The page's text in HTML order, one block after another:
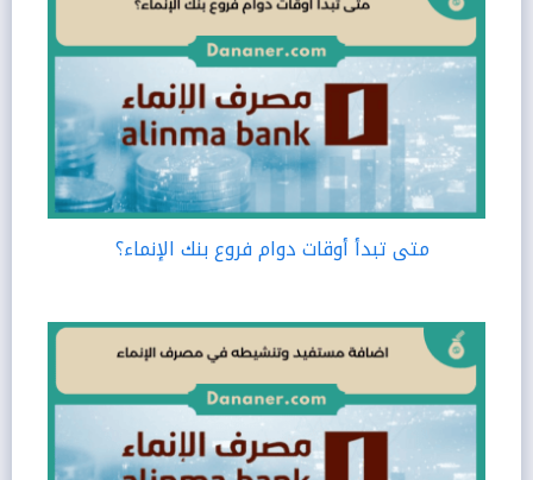
متى تبدأ أوقات دوام فروع بنك الإنماء؟